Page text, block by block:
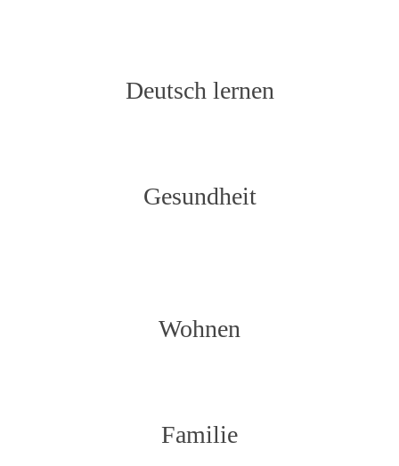
Deutsch lernen
Gesundheit
Wohnen
Familie